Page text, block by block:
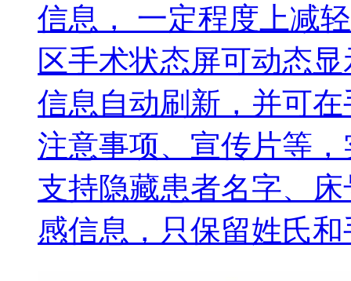
信息， 一定程度上减
区手术状态屏可动态
信息自动刷新，并可
注意事项、宣传片等
支持隐藏患者名字、
感信息，只保留姓氏